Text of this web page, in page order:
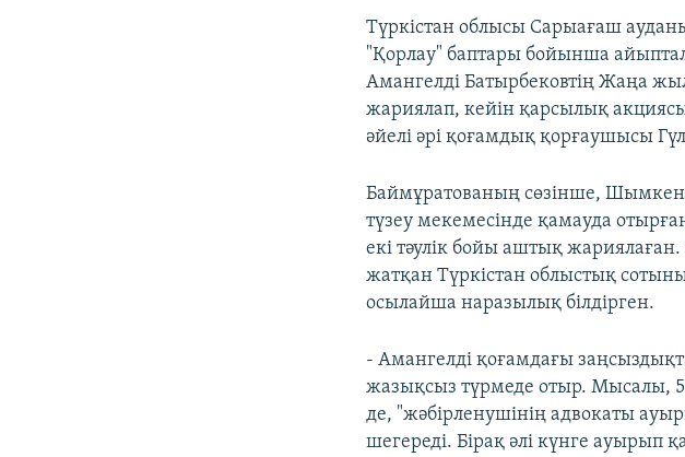
Түркістан облысы Сарыағаш
"Қорлау" баптары бойынша
Амангелді Батырбековтің Жаңа
жариялап, кейін қарсылық
әйелі әрі қоғамдық қорғаушысы
Баймұратованың сөзінше,
түзеу мекемесінде қамауда
екі тәулік бойы аштық
жатқан Түркістан облыстық
осылайша наразылық білдірген.
- Амангелді қоғамдағы
жазықсыз түрмеде отыр. Мысалы, 5
де, "жәбірленушінің адвокаты
шегереді. Бірақ әлі күнге ауырып